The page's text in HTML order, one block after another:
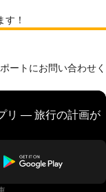
！
ートにお問い合わせく
リ — 旅行の計画が